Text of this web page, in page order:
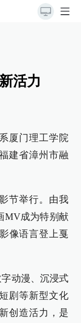
活力
厦门理工学院
建省漳州市融
节举行。由我
MV成为特别献
像语言登上戛
动漫、沉浸式
剧等新型文化
创造活力，是